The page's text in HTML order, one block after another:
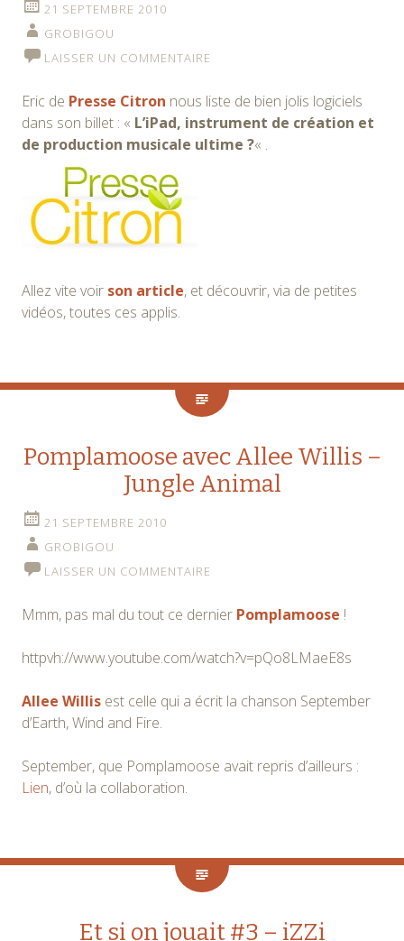
21 SEPTEMBRE 2010
GROBIGOU
LAISSER UN COMMENTAIRE
Eric de Presse Citron nous liste de bien jolis logiciels
dans son billet : « L’iPad, instrument de création et
de production musicale ultime ?« .
Allez vite voir son article, et découvrir, via de petites
vidéos, toutes ces applis.
Pomplamoose avec Allee Willis –
Jungle Animal
21 SEPTEMBRE 2010
GROBIGOU
LAISSER UN COMMENTAIRE
Mmm, pas mal du tout ce dernier Pomplamoose !
httpvh://www.youtube.com/watch?v=pQo8LMaeE8s
Allee Willis est celle qui a écrit la chanson September
d’Earth, Wind and Fire.
September, que Pomplamoose avait repris d’ailleurs :
Lien, d’où la collaboration.
Et si on jouait #3 – iZZi